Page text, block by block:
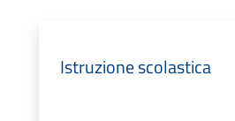
Istruzione scolastica